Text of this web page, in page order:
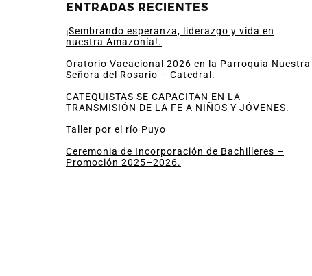
ENTRADAS RECIENTES
¡Sembrando esperanza, liderazgo y vida en
nuestra Amazonía!.
Oratorio Vacacional 2026 en la Parroquia Nuestra
Señora del Rosario – Catedral.
CATEQUISTAS SE CAPACITAN EN LA
TRANSMISIÓN DE LA FE A NIÑOS Y JÓVENES.
Taller por el río Puyo
Ceremonia de Incorporación de Bachilleres –
Promoción 2025–2026.